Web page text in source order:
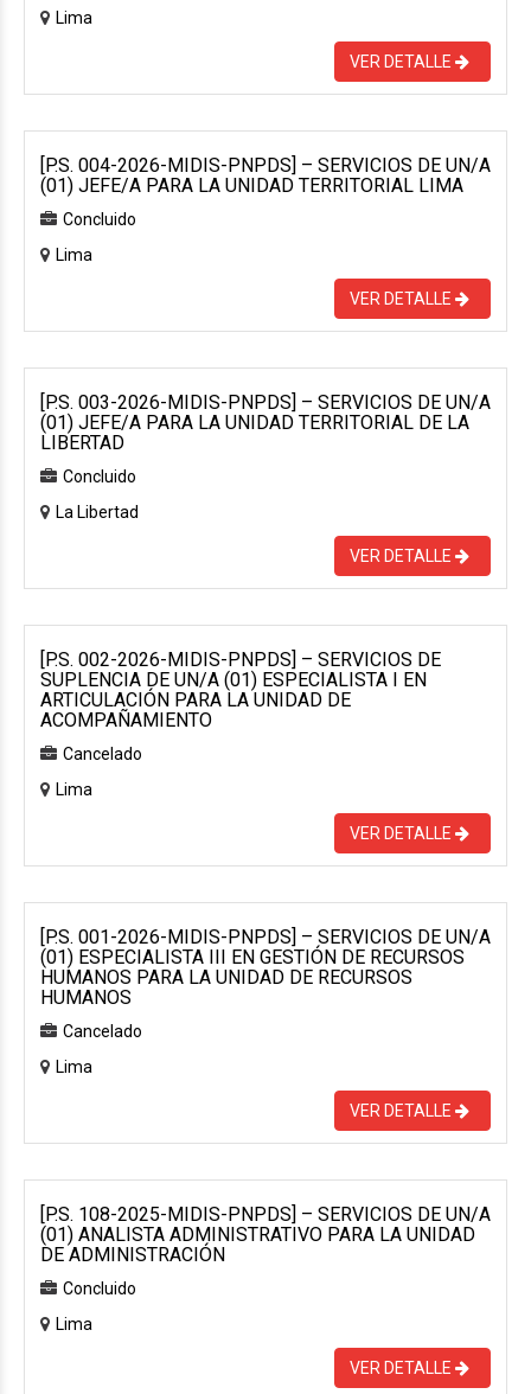
Lima
VER DETALLE
[P.S. 004-2026-MIDIS-PNPDS] – SERVICIOS DE UN/A
(01) JEFE/A PARA LA UNIDAD TERRITORIAL LIMA
Concluido
Lima
VER DETALLE
[P.S. 003-2026-MIDIS-PNPDS] – SERVICIOS DE UN/A
(01) JEFE/A PARA LA UNIDAD TERRITORIAL DE LA
LIBERTAD
Concluido
La Libertad
VER DETALLE
[P.S. 002-2026-MIDIS-PNPDS] – SERVICIOS DE
SUPLENCIA DE UN/A (01) ESPECIALISTA I EN
ARTICULACIÓN PARA LA UNIDAD DE
ACOMPAÑAMIENTO
Cancelado
Lima
VER DETALLE
[P.S. 001-2026-MIDIS-PNPDS] – SERVICIOS DE UN/A
(01) ESPECIALISTA III EN GESTIÓN DE RECURSOS
HUMANOS PARA LA UNIDAD DE RECURSOS
HUMANOS
Cancelado
Lima
VER DETALLE
[P.S. 108-2025-MIDIS-PNPDS] – SERVICIOS DE UN/A
(01) ANALISTA ADMINISTRATIVO PARA LA UNIDAD
DE ADMINISTRACIÓN
Concluido
Lima
VER DETALLE